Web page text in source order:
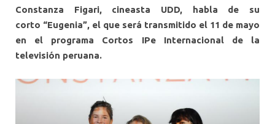
Constanza Figari, cineasta UDD, habla de su
corto “Eugenia”, el que será transmitido el 11 de mayo
en el programa Cortos IPe Internacional de la
televisión peruana.